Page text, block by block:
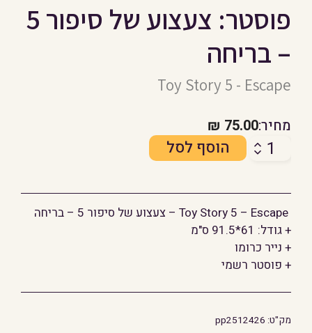
פוסטר: צעצוע של סיפור 5
– בריחה
Toy Story 5 - Escape
מחיר:75.00
₪
כמות
צעצוע
של
סיפור
5
-
הוסף לסל
+ גודל: 61*91.5 ס"מ
+ נייר כרומו
+ פוסטר רשמי
מק"ט: pp2512426